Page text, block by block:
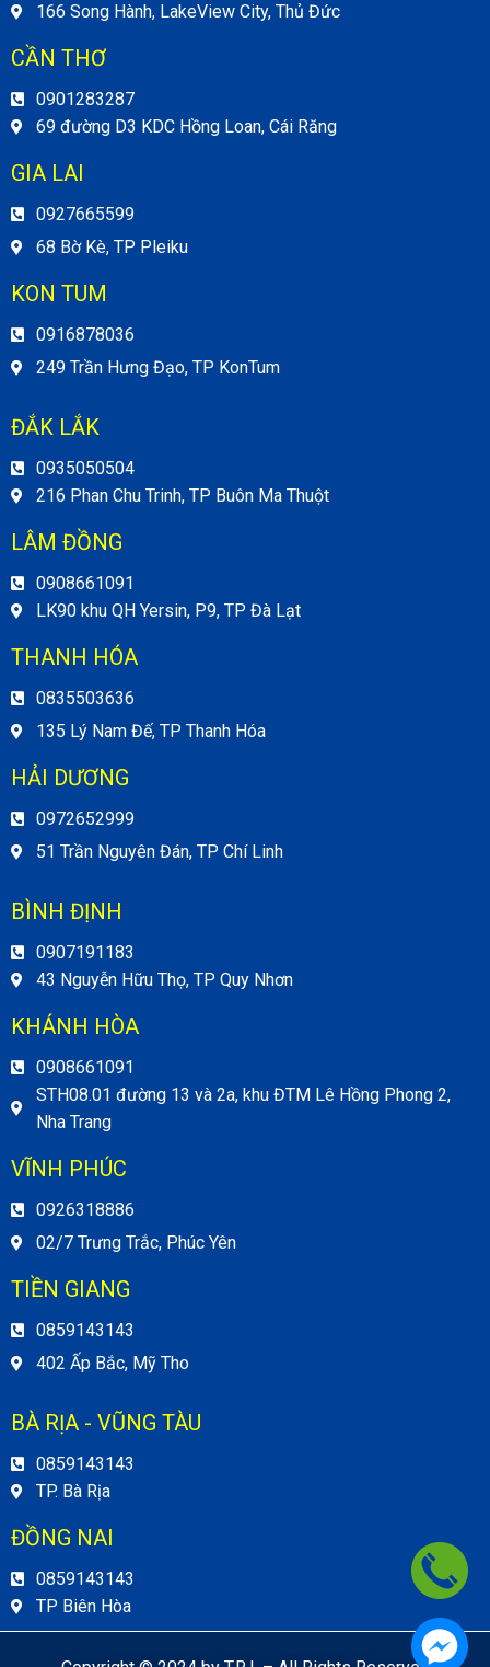
166 Song Hành, LakeView City, Thủ Đức
CẦN THƠ
0901283287
69 đường D3 KDC Hồng Loan, Cái Răng
GIA LAI
0927665599
68 Bờ Kè, TP Pleiku
KON TUM
0916878036
249 Trần Hưng Đạo, TP KonTum
ĐẮK LẮK
0935050504
216 Phan Chu Trinh, TP Buôn Ma Thuột
LÂM ĐỒNG
0908661091
LK90 khu QH Yersin, P9, TP Đà Lạt
THANH HÓA
0835503636
135 Lý Nam Đế, TP Thanh Hóa
HẢI DƯƠNG
0972652999
51 Trần Nguyên Đán, TP Chí Linh
BÌNH ĐỊNH
0907191183
43 Nguyễn Hữu Thọ, TP Quy Nhơn
KHÁNH HÒA
0908661091
STH08.01 đường 13 và 2a, khu ĐTM Lê Hồng Phong 2,
Nha Trang
VĨNH PHÚC
0926318886
02/7 Trưng Trắc, Phúc Yên
TIỀN GIANG
0859143143
402 Ấp Bắc, Mỹ Tho
BÀ RỊA - VŨNG TÀU
0859143143
TP. Bà Rịa
ĐỒNG NAI
0859143143
TP Biên Hòa